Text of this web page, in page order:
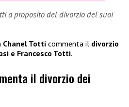
a proposito del divorzio del suoi
Chanel Totti commenta il divorzio
e Francesco Totti.
il divorzio dei